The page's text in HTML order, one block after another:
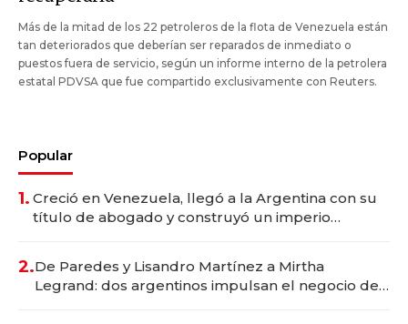
Más de la mitad de los 22 petroleros de la flota de Venezuela están
tan deteriorados que deberían ser reparados de inmediato o
puestos fuera de servicio, según un informe interno de la petrolera
estatal PDVSA que fue compartido exclusivamente con Reuters.
Popular
1. Creció en Venezuela, llegó a la Argentina con su
título de abogado y construyó un imperio
2.De Paredes y Lisandro Martínez a Mirtha
Legrand: dos argentinos impulsan el negocio del